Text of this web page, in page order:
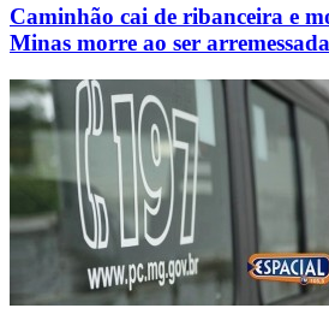
Caminhão cai de ribanceira e
Minas morre ao ser